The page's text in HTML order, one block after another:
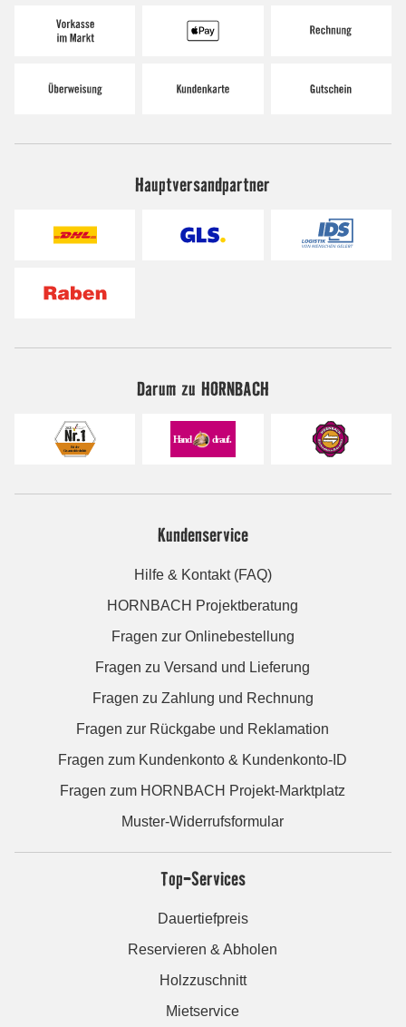
Hauptversandpartner
Darum zu HORNBACH
Kundenservice
Hilfe & Kontakt (FAQ)
HORNBACH Projektberatung
Fragen zur Onlinebestellung
Fragen zu Versand und Lieferung
Fragen zu Zahlung und Rechnung
Fragen zur Rückgabe und Reklamation
Fragen zum Kundenkonto & Kundenkonto-ID
Fragen zum HORNBACH Projekt-Marktplatz
Muster-Widerrufsformular
Top-Services
Dauertiefpreis
Reservieren & Abholen
Holzzuschnitt
Mietservice